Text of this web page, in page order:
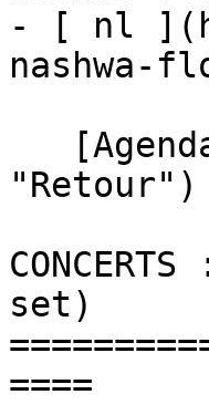
- [ nl
nashwa-
set)
====